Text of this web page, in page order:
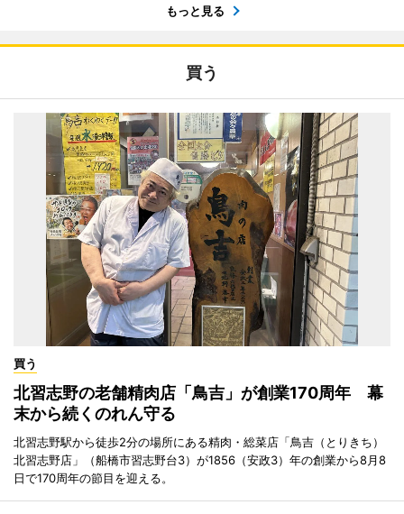
もっと見る
買う
買う
北習志野の老舗精肉店「鳥吉」が創業170周年 幕
末から続くのれん守る
北習志野駅から徒歩2分の場所にある精肉・総菜店「鳥吉（とりきち）
北習志野店」（船橋市習志野台3）が1856（安政3）年の創業から8月8
日で170周年の節目を迎える。